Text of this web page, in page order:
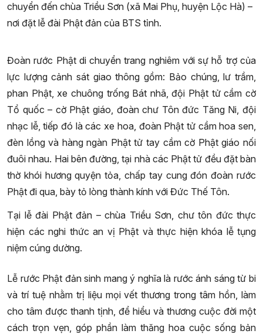
chuyển đến chùa Triều Sơn (xã Mai Phụ, huyện Lộc Hà) –
nơi đặt lễ đài Phật đản của BTS tỉnh.
Đoàn rước Phật di chuyển trang nghiêm với sự hỗ trợ của
lực lượng cảnh sát giao thông gồm: Bảo chúng, lư trầm,
phan Phật, xe chuông trống Bát nhã, đội Phật tử cầm cờ
Tổ quốc – cờ Phật giáo, đoàn chư Tôn đức Tăng Ni, đội
nhạc lễ, tiếp đó là các xe hoa, đoàn Phật tử cầm hoa sen,
đèn lồng và hàng ngàn Phật tử tay cầm cờ Phật giáo nối
đuôi nhau. Hai bên đường, tại nhà các Phật tử đều đặt bàn
thờ khói hương quyện tỏa, chấp tay cung đón đoàn rước
Phật đi qua, bày tỏ lòng thành kính với Đức Thế Tôn.
Tại lễ đài Phật đản – chùa Triều Sơn, chư tôn đức thực
hiện các nghi thức an vị Phật và thực hiện khóa lễ tụng
niệm cúng dường.
Lễ rước Phật đản sinh mang ý nghĩa là rước ánh sáng từ bi
và trí tuệ nhằm trị liệu mọi vết thương trong tâm hồn, làm
cho tâm được thanh tịnh, để hiểu và thương cuộc đời một
cách trọn vẹn, góp phần làm thăng hoa cuộc sống bản